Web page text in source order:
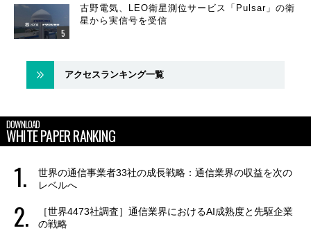
古野電気、LEO衛星測位サービス「Pulsar」の衛
星から実信号を受信
アクセスランキング一覧
DOWNLOAD
WHITE PAPER RANKING
世界の通信事業者33社の成長戦略：通信業界の収益を次の
レベルへ
［世界4473社調査］通信業界におけるAI成熟度と先駆企業
の戦略